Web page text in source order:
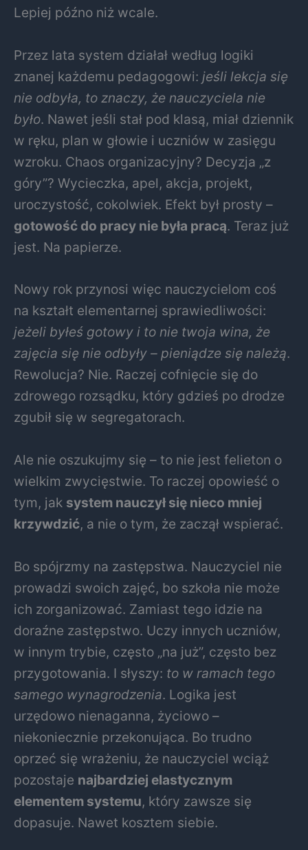
Lepiej późno niż wcale.
Przez lata system działał według logiki
znanej każdemu pedagogowi: jeśli lekcja się
nie odbyła, to znaczy, że nauczyciela nie
było. Nawet jeśli stał pod klasą, miał dziennik
w ręku, plan w głowie i uczniów w zasięgu
wzroku. Chaos organizacyjny? Decyzja „z
góry”? Wycieczka, apel, akcja, projekt,
uroczystość, cokolwiek. Efekt był prosty –
gotowość do pracy nie była pracą. Teraz już
jest. Na papierze.
Nowy rok przynosi więc nauczycielom coś
na kształt elementarnej sprawiedliwości:
jeżeli byłeś gotowy i to nie twoja wina, że
zajęcia się nie odbyły – pieniądze się należą.
Rewolucja? Nie. Raczej cofnięcie się do
zdrowego rozsądku, który gdzieś po drodze
zgubił się w segregatorach.
Ale nie oszukujmy się – to nie jest felieton o
wielkim zwycięstwie. To raczej opowieść o
tym, jak system nauczył się nieco mniej
krzywdzić, a nie o tym, że zaczął wspierać.
Bo spójrzmy na zastępstwa. Nauczyciel nie
prowadzi swoich zajęć, bo szkoła nie może
ich zorganizować. Zamiast tego idzie na
doraźne zastępstwo. Uczy innych uczniów,
w innym trybie, często „na już”, często bez
przygotowania. I słyszy: to w ramach tego
samego wynagrodzenia. Logika jest
urzędowo nienaganna, życiowo –
niekoniecznie przekonująca. Bo trudno
oprzeć się wrażeniu, że nauczyciel wciąż
pozostaje najbardziej elastycznym
elementem systemu, który zawsze się
dopasuje. Nawet kosztem siebie.